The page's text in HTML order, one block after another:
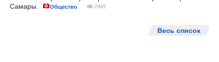
Самары.
Общество 2985
Весь список